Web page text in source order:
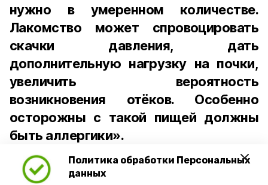
Политика обработки Персональных
данных
нужно в умеренном количестве.
Лакомство может спровоцировать
скачки давления, дать
дополнительную нагрузку на почки,
увеличить вероятность
возникновения отёков. Особенно
осторожны с такой пищей должны
быть аллергики».
Для взрослого человека безопасной
порцией икры считается 30-50 граммов